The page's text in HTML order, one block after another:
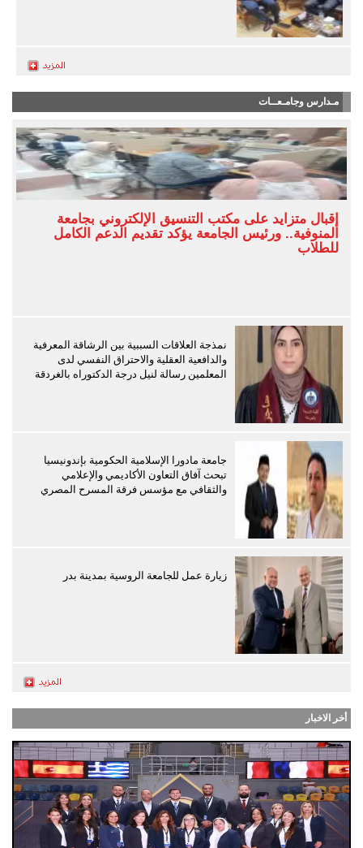
مـدارس وجامـعــات
إقبال متزايد على مكتب التنسيق الإلكتروني بجامعة
المنوفية.. ورئيس الجامعة يؤكد تقديم الدعم الكامل
للطلاب
نمذجة العلاقات السببية بين الرشاقة المعرفية
والدافعية العقلية والاحتراق النفسي لدى
المعلمين رسالة لنيل درجة الدكتوراه بالغردقة
جامعة مادورا الإسلامية الحكومية بإندونيسيا
تبحث آفاق التعاون الأكاديمي والإعلامي
والثقافي مع مؤسس فرقة المسرح المصري
زيارة عمل للجامعة الروسية بمدينة بدر
أخر الاخبار